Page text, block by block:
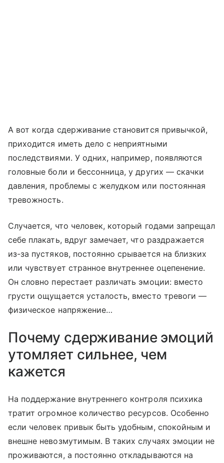
А вот когда сдерживание становится привычкой,
приходится иметь дело с неприятными
последствиями. У одних, например, появляются
головные боли и бессонница, у других — скачки
давления, проблемы с желудком или постоянная
тревожность.
Случается, что человек, который годами запрещал
себе плакать, вдруг замечает, что раздражается
из-за пустяков, постоянно срывается на близких
или чувствует странное внутреннее оцепенение.
Он словно перестает различать эмоции: вместо
грусти ощущается усталость, вместо тревоги —
физическое напряжение…
Почему сдерживание эмоций
утомляет сильнее, чем
кажется
На поддержание внутреннего контроля психика
тратит огромное количество ресурсов. Особенно
если человек привык быть удобным, спокойным и
внешне невозмутимым. В таких случаях эмоции не
проживаются, а постоянно откладываются на